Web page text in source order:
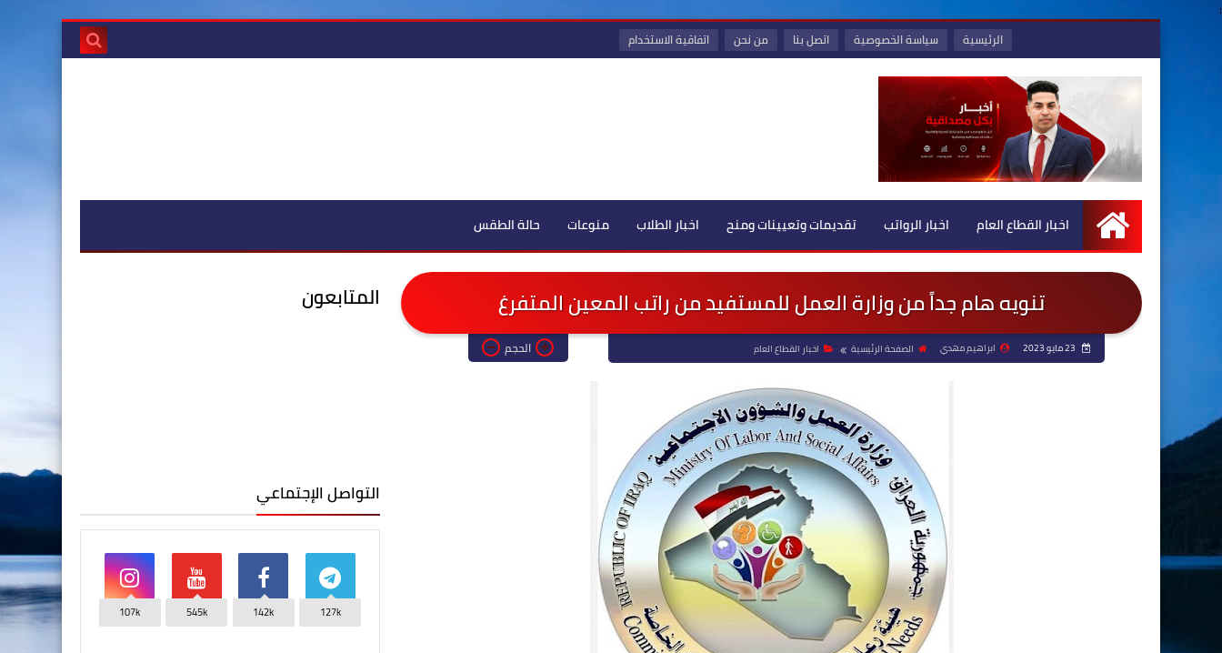
:
الرئيسية سياسة الخصوصية اتصل بنا من نحن اتفاقية الاستخدام
الرئيسية
اخبار القطاع العام اخبار الرواتب تقديمات وتعيينات ومنح اخبار الطلاب منوعات حالة الطقس
تنويه هام جداً من وزارة العمل للمستفيد من راتب المعين المتفرغ
ابراهيم مهدي الصفحة الرئيسية اخبار القطاع العام الحجم
المتابعون
التواصل الإجتماعي
127k
142k
545k
107k